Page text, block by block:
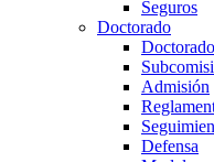
Seguros
Doctorado
Admisión
Defensa